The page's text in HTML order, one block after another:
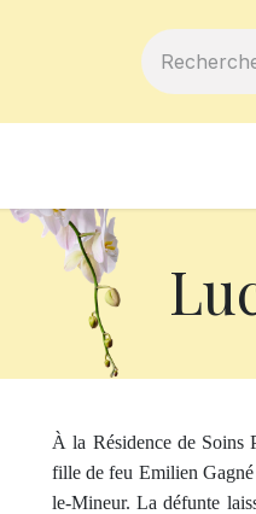
Àla Résidencede Soins
fille de feu Emilien Gagné
le-Mineur. La défunte